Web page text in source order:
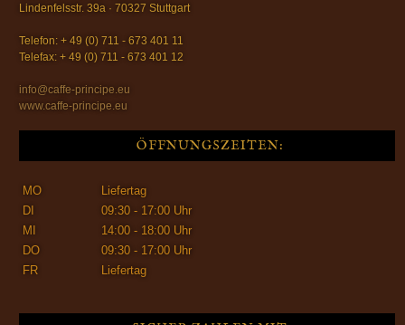
Lindenfelsstr. 39a · 70327 Stuttgart
Telefon: + 49 (0) 711 - 673 401 11
Telefax: + 49 (0) 711 - 673 401 12
info@caffe-principe.eu
www.caffe-principe.eu
ÖFFNUNGSZEITEN:
MO
Liefertag
DI
09:30 - 17:00 Uhr
MI
14:00 - 18:00 Uhr
DO
09:30 - 17:00 Uhr
FR
Liefertag